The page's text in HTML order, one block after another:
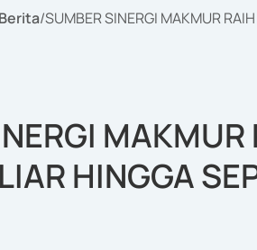
Berita/SUMBER SINERGI MAKMUR
HINGGA